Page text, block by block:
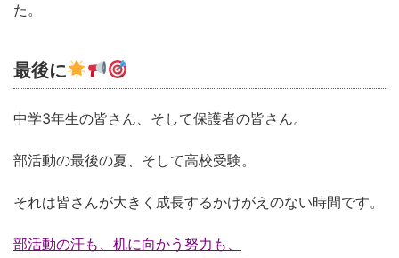
た。
最後に
中学3年生の皆さん、そして保護者の皆さん。
部活動の最後の夏、そして高校受験。
それは皆さんが大きく成長するかけがえのない時間です。
部活動の汗も、机に向かう努力も、